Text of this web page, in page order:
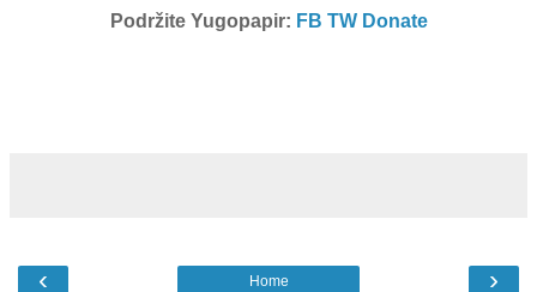
Podržite Yugopapir: FB TW Donate
‹ ›
Home